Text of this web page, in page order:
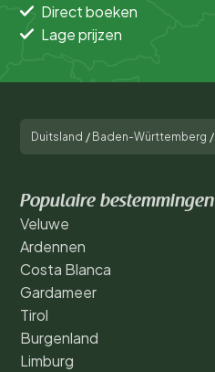
Direct boeken
Lage prijzen
Duitsland / Baden-Württemberg /
Populaire bestemmingen
Veluwe
Ardennen
Costa Blanca
Gardameer
Tirol
Burgenland
Limburg